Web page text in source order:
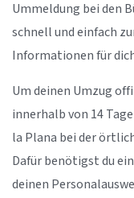
Ummeldung bei den
schnell und einfach
Informationen für
Um deinen Umzug
innerhalb von 14
la Plana bei der
Dafür benötigst du
deinen